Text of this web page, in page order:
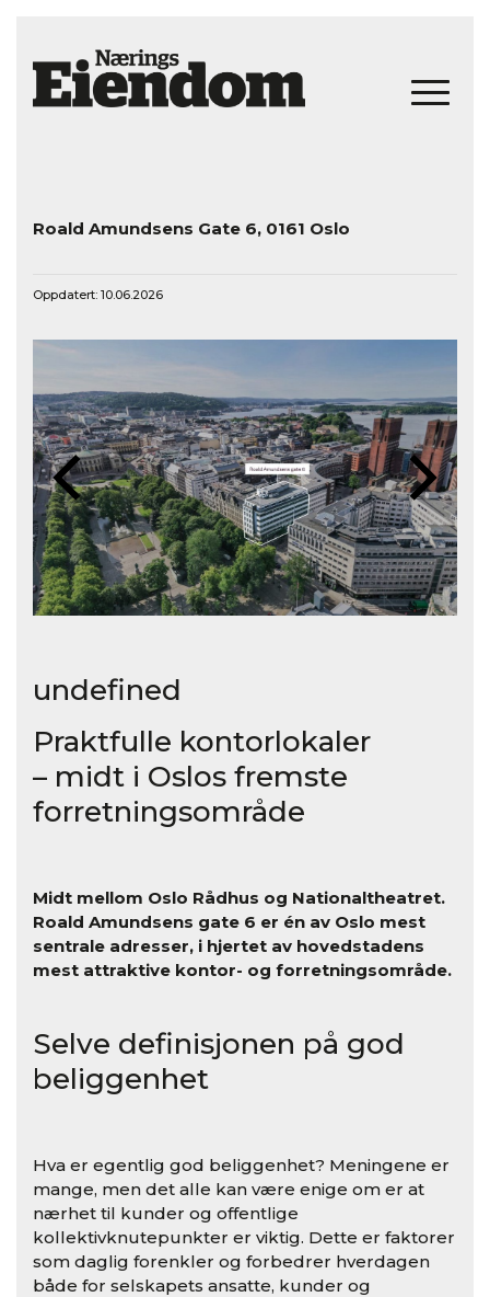
Roald Amundsens Gate 6, 0161 Oslo
Oppdatert: 10.06.2026
undefined
Praktfulle kontorlokaler
– midt i Oslos fremste
forretningsområde
Midt mellom Oslo Rådhus og Nationaltheatret.
Roald Amundsens gate 6 er én av Oslo mest
sentrale adresser, i hjertet av hovedstadens
mest attraktive kontor- og forretningsområde.
Selve definisjonen på god
beliggenhet
Hva er egentlig god beliggenhet? Meningene er
mange, men det alle kan være enige om er at
nærhet til kunder og offentlige
kollektivknutepunkter er viktig. Dette er faktorer
som daglig forenkler og forbedrer hverdagen
både for selskapets ansatte, kunder og